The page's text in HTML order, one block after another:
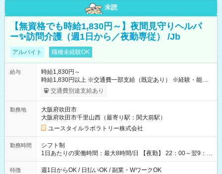
未読
【無資格でも時給1,830円～】夜間見守りヘルパ
ー✨訪問介護（週1日から／夜勤専従） /Jb
アルバイト 職種未経験OK
給与
時給1,830円～
時給1,830円以上 ※交通費一部支給（既定あり） ※経験・能力を
考慮して決定します 【収入例】 週1回勤務の場合：1,830円×8時
間×4回=5万8,560円 週3回勤務の場合：1,830円×8時間×12回
月 ※ 雇用形態と給与に、本採用時と異なる部分があります。 雇
用形態：本採用時と同じです。 給与：時給 1,610円以上
交通費別途支給あり
勤務地
大阪府吹田市
大阪府吹田市千里山西（最寄り駅：関大前駅）
ユースタイルラボラトリー株式会社
勤務時間
シフト制
1日あたりの実働時間：最大8時間/日 【夜勤】 22：00～翌9：
00 ※週1日～OK ／ 夜勤専従 ＊＊ 勤務時間例 ＊＊ ■22時か
ら翌7時 ■23時から翌8時 ■24時から翌9時 など ※上記の時間
特徴 週1日からOK / 日払いOK / 副業・WワークOK